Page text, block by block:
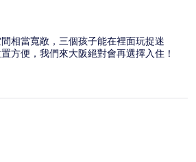
相當寬敞，三個孩子能在裡面玩捉迷
方便，我們來大阪絕對會再選擇入住！